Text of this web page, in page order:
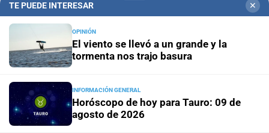
TE PUEDE INTERESAR ✕
OPINIÓN
El viento se llevó a un grande y la
tormenta nos trajo basura
INFORMACIÓN GENERAL
Horóscopo de hoy para Tauro: 09 de
agosto de 2026